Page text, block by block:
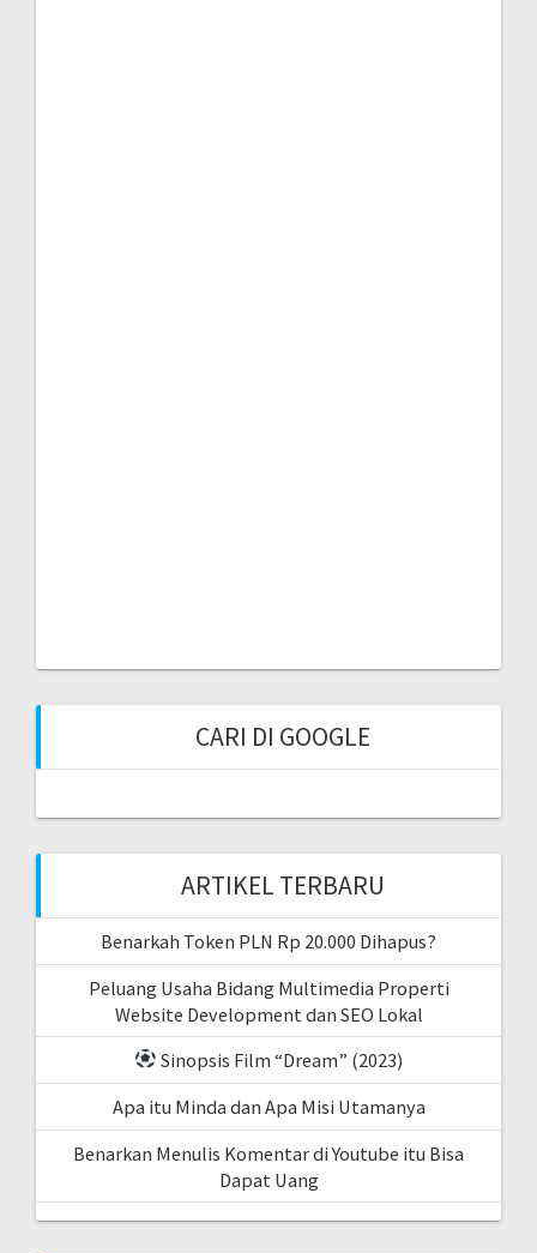
CARI DI GOOGLE
ARTIKEL TERBARU
Benarkah Token PLN Rp 20.000 Dihapus?
Peluang Usaha Bidang Multimedia Properti
Website Development dan SEO Lokal
Sinopsis Film “Dream” (2023)
Apa itu Minda dan Apa Misi Utamanya
Benarkan Menulis Komentar di Youtube itu Bisa
Dapat Uang